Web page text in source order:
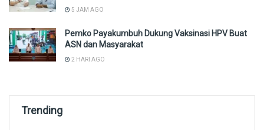
5 JAM AGO
Pemko Payakumbuh Dukung Vaksinasi HPV Buat
ASN dan Masyarakat
2 HARI AGO
Trending